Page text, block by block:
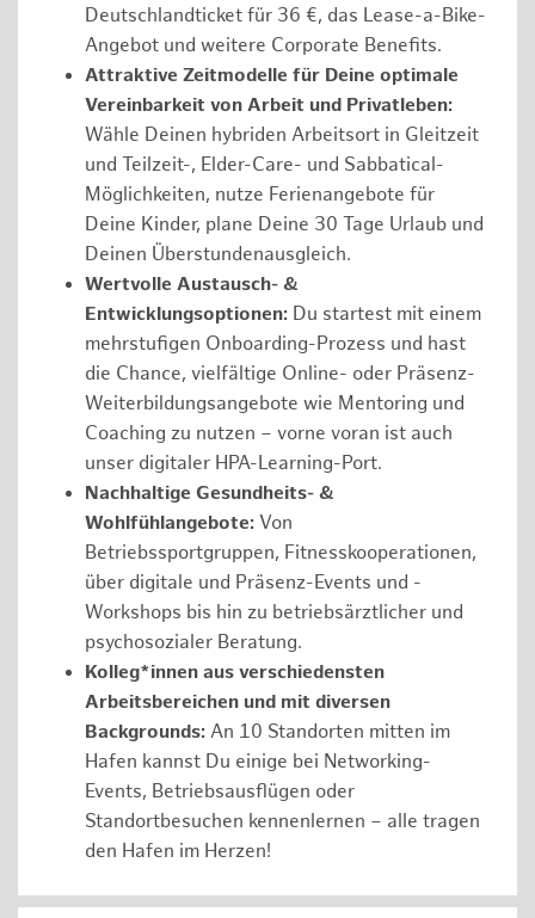
Deutschlandticket für 36 €, das Lease-a-Bike-
Angebot und weitere Corporate Benefits.
Attraktive Zeitmodelle für Deine optimale
Vereinbarkeit von Arbeit und Privatleben:
Wähle Deinen hybriden Arbeitsort in Gleitzeit
und Teilzeit-, Elder-Care- und Sabbatical-
Möglichkeiten, nutze Ferienangebote für
Deine Kinder, plane Deine 30 Tage Urlaub und
Deinen Überstundenausgleich.
Wertvolle Austausch- &
Entwicklungsoptionen: Du startest mit einem
mehrstufigen Onboarding-Prozess und hast
die Chance, vielfältige Online- oder Präsenz-
Weiterbildungsangebote wie Mentoring und
Coaching zu nutzen – vorne voran ist auch
unser digitaler HPA-Learning-Port.
Nachhaltige Gesundheits- &
Wohlfühlangebote: Von
Betriebssportgruppen, Fitnesskooperationen,
über digitale und Präsenz-Events und -
Workshops bis hin zu betriebsärztlicher und
psychosozialer Beratung.
Kolleg*innen aus verschiedensten
Arbeitsbereichen und mit diversen
Backgrounds: An 10 Standorten mitten im
Hafen kannst Du einige bei Networking-
Events, Betriebsausflügen oder
Standortbesuchen kennenlernen – alle tragen
den Hafen im Herzen!